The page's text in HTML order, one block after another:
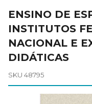
ENSINO DE
INSTITUTOS
NACIONAL E
DIDÁTICAS
SKU 48795